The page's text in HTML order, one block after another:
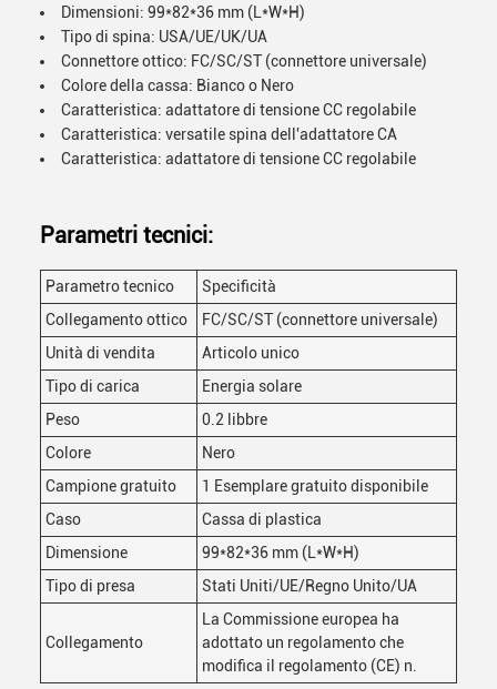
Dimensioni: 99*82*36 mm (L*W*H)
Tipo di spina: USA/UE/UK/UA
Connettore ottico: FC/SC/ST (connettore universale)
Colore della cassa: Bianco o Nero
Caratteristica: adattatore di tensione CC regolabile
Caratteristica: versatile spina dell'adattatore CA
Caratteristica: adattatore di tensione CC regolabile
Parametri tecnici:
Parametro tecnico
Specificità
Collegamento ottico
FC/SC/ST (connettore universale)
Unità di vendita
Articolo unico
Tipo di carica
Energia solare
Peso
0.2 libbre
Colore
Nero
Campione gratuito
1 Esemplare gratuito disponibile
Caso
Cassa di plastica
Dimensione
99*82*36 mm (L*W*H)
Tipo di presa
Stati Uniti/UE/Regno Unito/UA
Collegamento
La Commissione europea ha
adottato un regolamento che
modifica il regolamento (CE) n.